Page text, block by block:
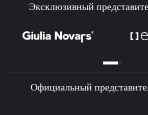
Эксклюзивный
Официальный